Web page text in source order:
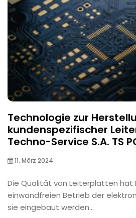
Technologie zur
kundenspezifischer
Techno-Service S.A. TS
11. März 2024
Die Qualität von Leiterplatten hat
einwandfreien Betrieb der
sie eingebaut werden...